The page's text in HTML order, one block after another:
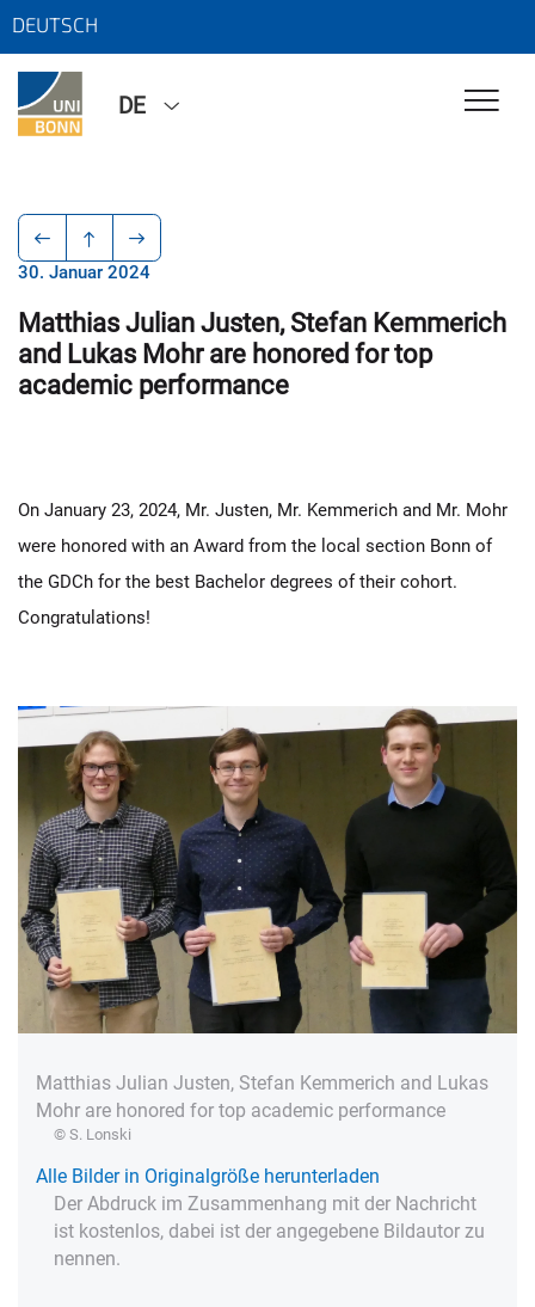
DEUTSCH
DE
30. Januar 2024
Matthias Julian Justen, Stefan Kemmerich
and Lukas Mohr are honored for top
academic performance
On January 23, 2024, Mr. Justen, Mr. Kemmerich and Mr. Mohr
were honored with an Award from the local section Bonn of
the GDCh for the best Bachelor degrees of their cohort.
Congratulations!
Matthias Julian Justen, Stefan Kemmerich and Lukas
Mohr are honored for top academic performance
© S. Lonski
Alle Bilder in Originalgröße herunterladen
Der Abdruck im Zusammenhang mit der Nachricht
ist kostenlos, dabei ist der angegebene Bildautor zu
nennen.